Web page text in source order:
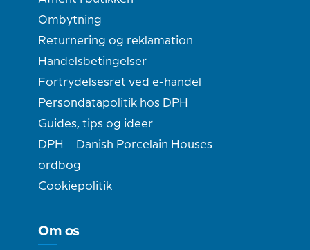
Ombytning
Returnering og reklamation
Handelsbetingelser
Fortrydelsesret ved e-handel
Persondatapolitik hos DPH
Guides, tips og ideer
DPH – Danish Porcelain Houses
ordbog
Cookiepolitik
Om os